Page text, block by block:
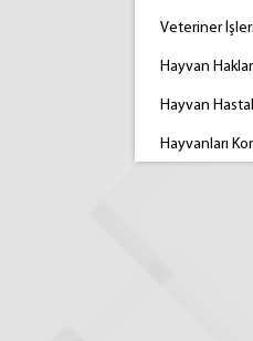
Veteriner
Hayvan
Hayvan
Hayvanları